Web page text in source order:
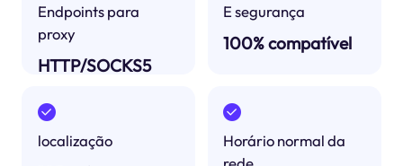
Endpoints para
proxy
HTTP/SOCKS5
E segurança
100% compatível
localização
Horário normal da